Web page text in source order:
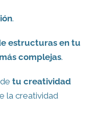
.
estructuras en tu
complejas.
tu creatividad
la creatividad